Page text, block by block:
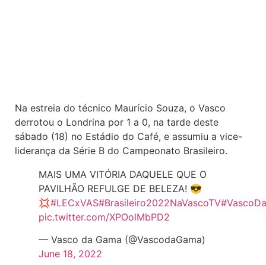
Na estreia do técnico Maurício Souza, o Vasco
derrotou o Londrina por 1 a 0, na tarde deste
sábado (18) no Estádio do Café, e assumiu a vice-
liderança da Série B do Campeonato Brasileiro.
MAIS UMA VITÓRIA DAQUELE QUE O
PAVILHÃO REFULGE DE BELEZA! 😎
💢#LECxVAS#Brasileiro2022NaVascoTV
pic.twitter.com/XPOolMbPD2
— Vasco da Gama (@VascodaGama)
June 18, 2022